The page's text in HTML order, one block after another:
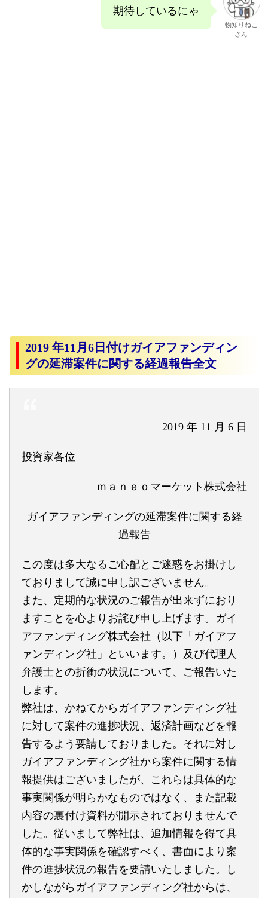
期待しているにゃ
物知りねこ
さん
2019 年11月6日付けガイアファンディン
グの延滞案件に関する経過報告全文
2019 年 11 月 6 日
投資家各位
ｍａｎｅｏマーケット株式会社
ガイアファンディングの延滞案件に関する経
過報告
この度は多大なるご心配とご迷惑をお掛けし
ておりまして誠に申し訳ございません。
また、定期的な状況のご報告が出来ずにおり
ますことを心よりお詫び申し上げます。ガイ
アファンディング株式会社（以下「ガイアフ
ァンディング社」といいます。）及び代理人
弁護士との折衝の状況について、ご報告いた
します。
弊社は、かねてからガイアファンディング社
に対して案件の進捗状況、返済計画などを報
告するよう要請しておりました。それに対し
ガイアファンディング社から案件に関する情
報提供はございましたが、これらは具体的な
事実関係が明らかなものではなく、また記載
内容の裏付け資料が開示されておりませんで
した。従いまして弊社は、追加情報を得て具
体的な事実関係を確認すべく、書面により案
件の進捗状況の報告を要請いたしました。し
かしながらガイアファンディング社からは、